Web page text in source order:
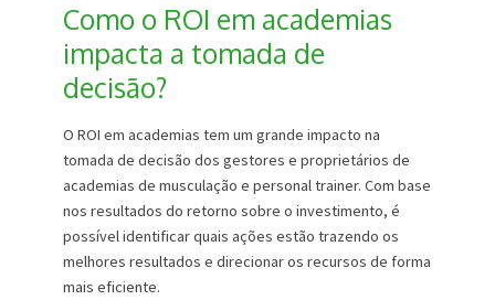
Como o ROI em academias
impacta a tomada de
decisão?
O ROI em academias tem um grande impacto na
tomada de decisão dos gestores e proprietários de
academias de musculação e personal trainer. Com base
nos resultados do retorno sobre o investimento, é
possível identificar quais ações estão trazendo os
melhores resultados e direcionar os recursos de forma
mais eficiente.